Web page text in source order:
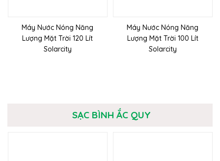
Máy Nước Nóng Năng
Lượng Mặt Trời 120 Lít
Solarcity
Máy Nước Nóng Năng
Lượng Mặt Trời 100 Lít
Solarcity
SẠC BÌNH ẮC QUY